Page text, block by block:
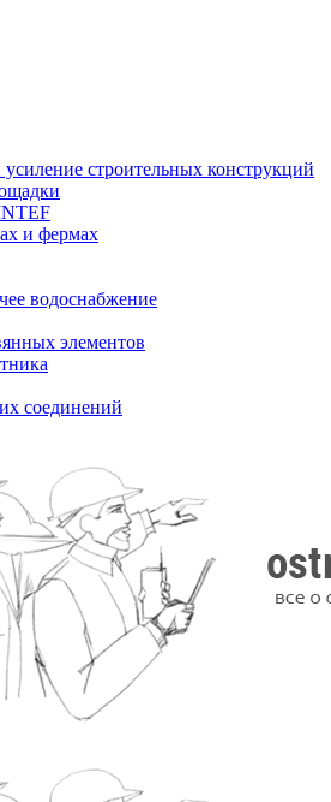
строительных конструкций
и фермах
водоснабжение
элементов
соединений